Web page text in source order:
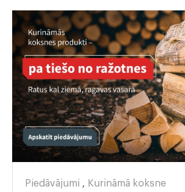
Piedāvājumi , Kurināmā koksne